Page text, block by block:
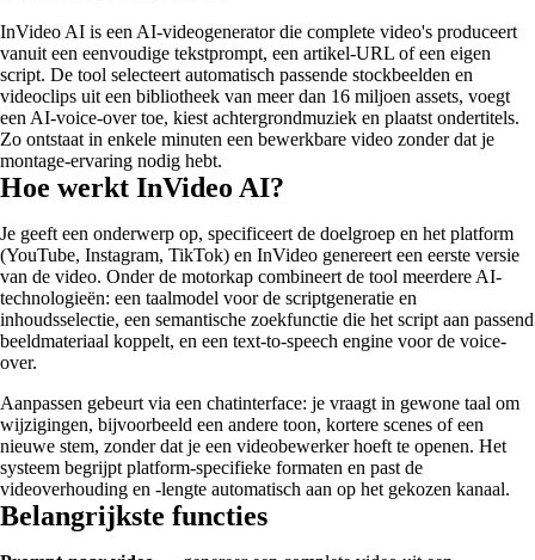
InVideo AI is een AI-videogenerator die complete video's produceert
vanuit een eenvoudige tekstprompt, een artikel-URL of een eigen
script. De tool selecteert automatisch passende stockbeelden en
videoclips uit een bibliotheek van meer dan 16 miljoen assets, voegt
een AI-voice-over toe, kiest achtergrondmuziek en plaatst ondertitels.
Zo ontstaat in enkele minuten een bewerkbare video zonder dat je
montage-ervaring nodig hebt.
Hoe werkt InVideo AI?
Je geeft een onderwerp op, specificeert de doelgroep en het platform
(YouTube, Instagram, TikTok) en InVideo genereert een eerste versie
van de video. Onder de motorkap combineert de tool meerdere AI-
technologieën: een taalmodel voor de scriptgeneratie en
inhoudsselectie, een semantische zoekfunctie die het script aan passend
beeldmateriaal koppelt, en een text-to-speech engine voor de voice-
over.
Aanpassen gebeurt via een chatinterface: je vraagt in gewone taal om
wijzigingen, bijvoorbeeld een andere toon, kortere scenes of een
nieuwe stem, zonder dat je een videobewerker hoeft te openen. Het
systeem begrijpt platform-specifieke formaten en past de
videoverhouding en -lengte automatisch aan op het gekozen kanaal.
Belangrijkste functies